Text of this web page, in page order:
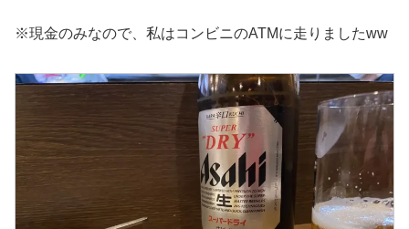
※現金のみなので、私はコンビニのATMに走りましたww